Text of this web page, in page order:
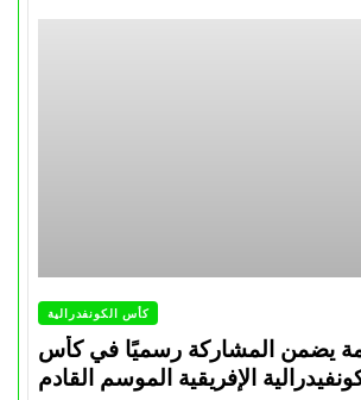
كأس الكونفدرالية
يضمن المشاركة رسميًا في كأس